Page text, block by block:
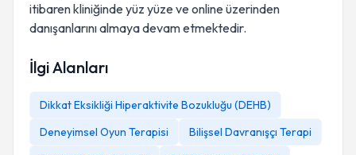
itibaren kliniğinde yüz yüze ve online üzerinden
danışanlarını almaya devam etmektedir.
İlgi Alanları
Dikkat Eksikliği Hiperaktivite Bozukluğu (DEHB)
Deneyimsel Oyun Terapisi
Bilişsel Davranışçı Terapi